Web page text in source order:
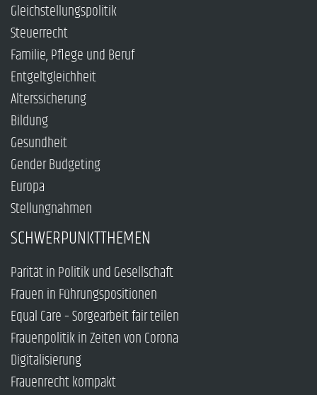
Gleichstellungspolitik
Steuerrecht
Familie, Pflege und Beruf
Entgeltgleichheit
Alterssicherung
Bildung
Gesundheit
Gender Budgeting
Europa
Stellungnahmen
SCHWERPUNKTTHEMEN
Parität in Politik und Gesellschaft
Frauen in Führungspositionen
Equal Care – Sorgearbeit fair teilen
Frauenpolitik in Zeiten von Corona
Digitalisierung
Frauenrecht kompakt